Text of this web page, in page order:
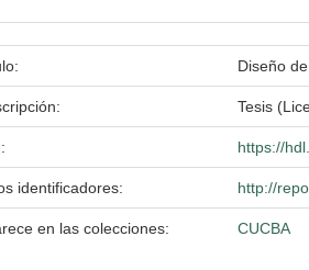
Diseño
Tesis
https://
identificadores: http://
en las colecciones: CUCBA